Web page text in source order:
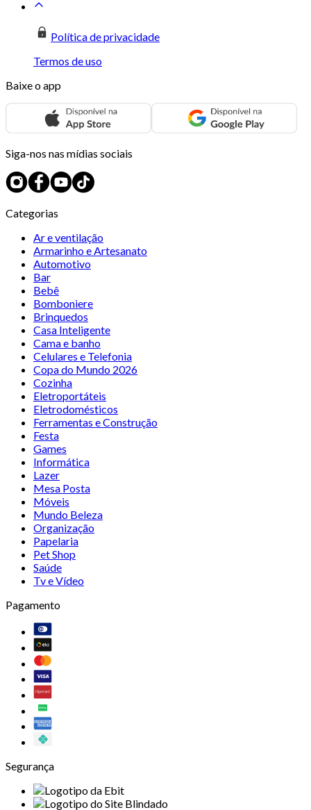
Política de privacidade
Termos de uso
Baixe o app
Siga-nos nas mídias sociais
Categorias
Ar e ventilação
Armarinho e Artesanato
Automotivo
Bar
Bebê
Bomboniere
Brinquedos
Casa Inteligente
Cama e banho
Celulares e Telefonia
Copa do Mundo 2026
Cozinha
Eletroportáteis
Eletrodomésticos
Ferramentas e Construção
Festa
Games
Informática
Lazer
Mesa Posta
Móveis
Mundo Beleza
Organização
Papelaria
Pet Shop
Saúde
Tv e Vídeo
Pagamento
Segurança